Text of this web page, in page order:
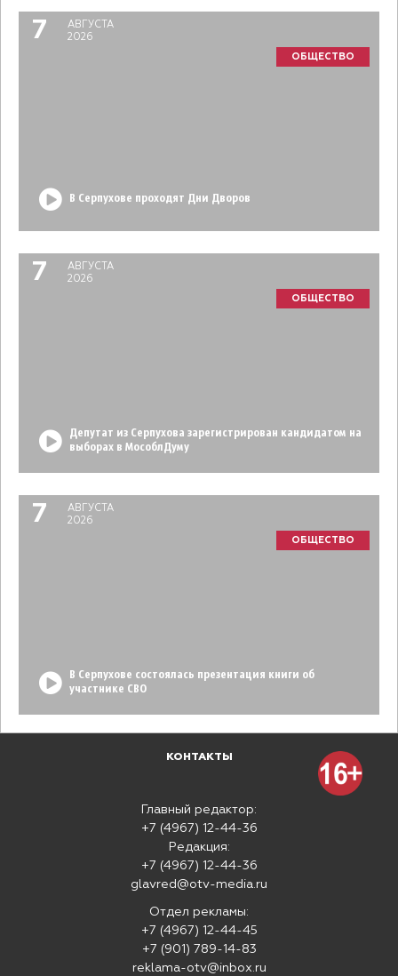
7
АВГУСТА
2026
ОБЩЕСТВО
В Серпухове проходят Дни Дворов
7
АВГУСТА
2026
ОБЩЕСТВО
Депутат из Серпухова зарегистрирован кандидатом на
выборах в МособлДуму
7
АВГУСТА
2026
ОБЩЕСТВО
В Серпухове состоялась презентация книги об
участнике СВО
КОНТАКТЫ
Главный редактор:
+7 (4967) 12-44-36
Редакция:
+7 (4967) 12-44-36
glavred@otv-media.ru
Отдел рекламы:
+7 (4967) 12-44-45
+7 (901) 789-14-83
reklama-otv@inbox.ru